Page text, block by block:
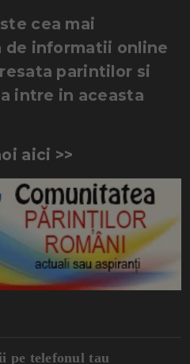
cea mai
de informatii online
parintilor si
intre in aceasta
aici >>
pe telefonul tau